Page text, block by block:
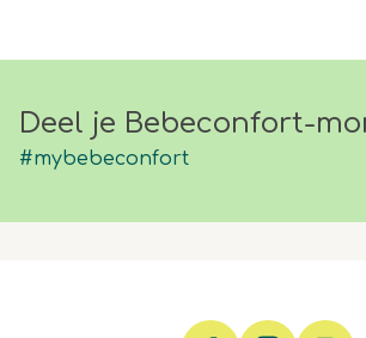
Deel je Bebeconfort-
#mybebeconfort